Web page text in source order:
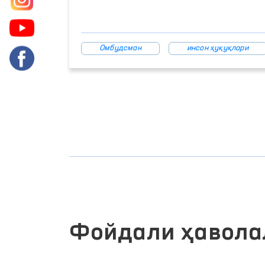
Омбудсман инсон ҳуқуқлари
Фойдали